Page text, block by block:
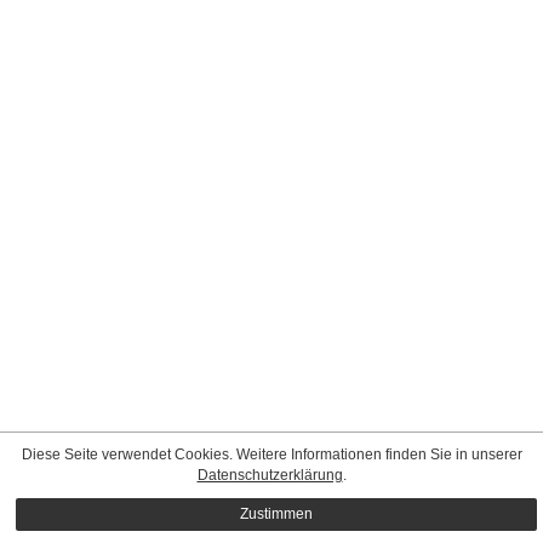
Diese Seite verwendet Cookies. Weitere Informationen finden Sie in unserer
Datenschutzerklärung.
Zustimmen